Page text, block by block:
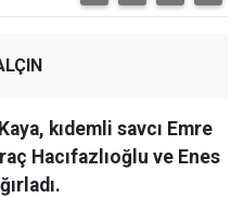
kıdemli savcı Emre
Hacıfazlıoğlu ve Enes